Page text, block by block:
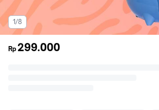
1/8
Rp 299.000